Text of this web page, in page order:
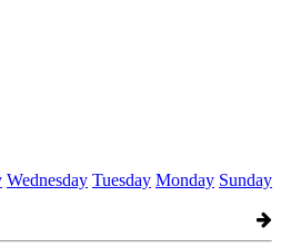
Wednesday Tuesday Monday Sunday